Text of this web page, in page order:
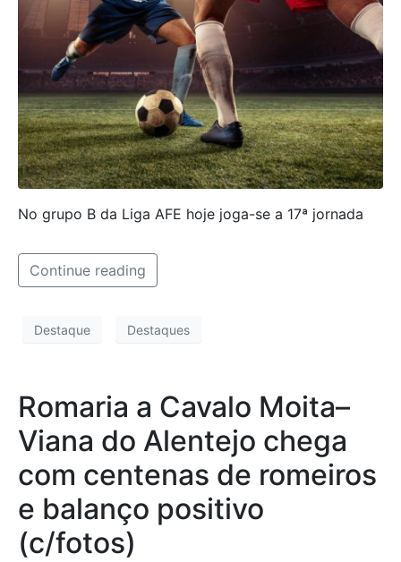
No grupo B da Liga AFE hoje joga-se a 17ª jornada
Continue reading
Destaque Destaques
Romaria a Cavalo Moita–
Viana do Alentejo chega
com centenas de romeiros
e balanço positivo
(c/fotos)